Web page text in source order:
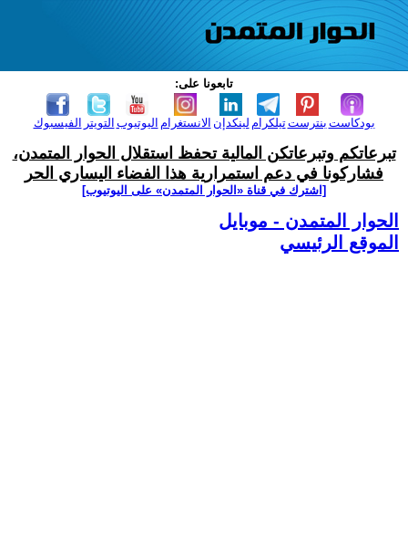
تابعونا على:
الفيسبوك التويتر اليوتيوب الانستغرام لينكدإن تيلكرامبنترست بودكاست
تبرعاتكم وتبرعاتكن المالية تحفظ استقلال الحوار المتمدن،
فشاركونا في دعم استمرارية هذا الفضاء اليساري الحر
[اشترك في قناة ‫«الحوار المتمدن» على اليوتيوب]
الحوار المتمدن - موبايل
الموقع الرئيسي